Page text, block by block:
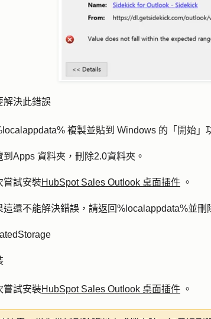
解決此錯誤
複製並貼到 Windows 的 「開始」
到 Apps 資料夾，刪除2.0資料夾。
嘗試安裝HubSpot Sales Outlook 桌面插件 。
這還不能解決錯誤，請返回%localappdata%並刪
嘗試安裝HubSpot Sales Outlook 桌面插件 。